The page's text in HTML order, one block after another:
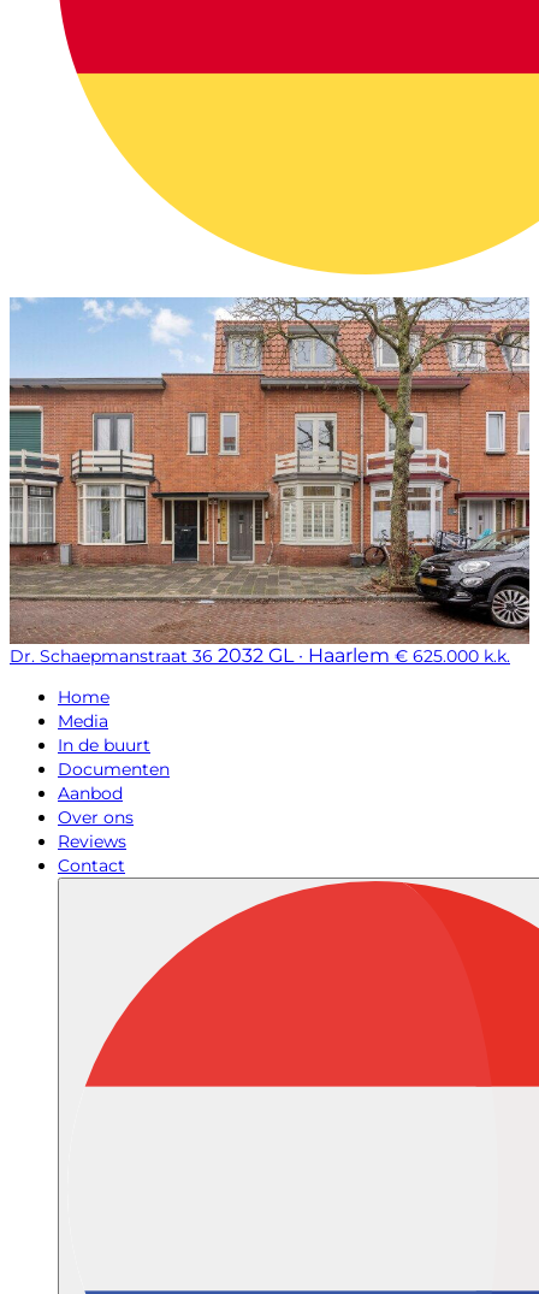
Dr. Schaepmanstraat 36 2032 GL · Haarlem € 625.000 k.k.
Home
Media
In de buurt
Documenten
Aanbod
Over ons
Reviews
Contact